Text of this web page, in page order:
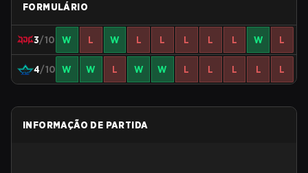
FORMULÁRIO
3/10 W L W L L L L L W L
4/10 W W L W W L L L L L
INFORMAÇÃO DE PARTIDA